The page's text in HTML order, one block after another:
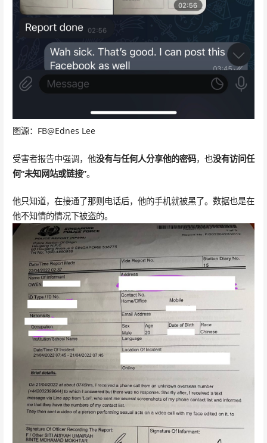
图源：FB@Ednes Lee
受害者报告中强调，他没有与任何人分享他的密码，也没有访问任
何“未知网站或链接”。
他只知道，在接通了那则电话后，他的手机就被黑了。数据也是在
他不知情的情况下被盗的。